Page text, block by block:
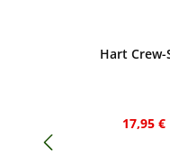
Hart
17,95 €